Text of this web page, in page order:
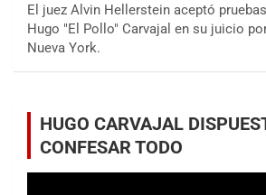
El juez Alvin Hellerstein aceptó
Hugo "El Pollo" Carvajal en su juicio
Nueva York.
HUGO CARVAJAL
CONFESAR TODO